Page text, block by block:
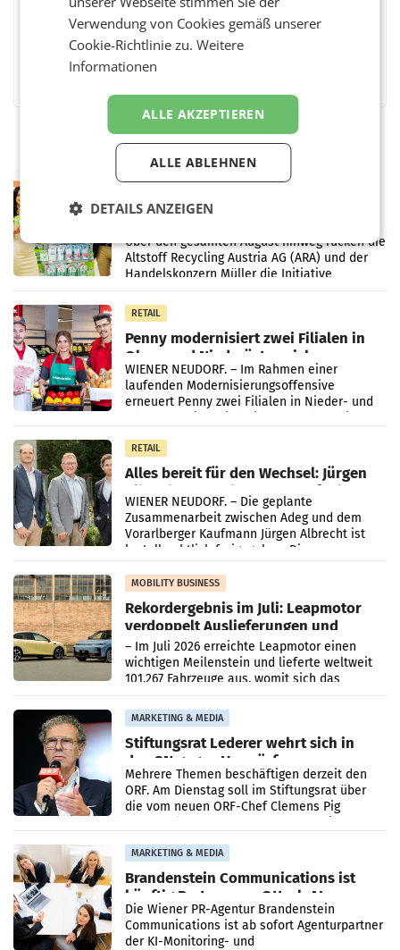
FacebookTwitterMessenger
Eine Bühne für Zirkularität: ARA und
Kreislauffähigkeit
Über den gesamten August hinweg rücken die
Altstoff Recycling Austria AG (ARA) und der
Handelskonzern Müller die Initiative
„Kreislauf-Helden“ in allen österreichischen
Müller-Filialen
RETAIL
Penny modernisiert zwei Filialen in
Ober- und Niederösterreich
WIENER NEUDORF. – Im Rahmen einer
laufenden Modernisierungsoffensive
erneuert Penny zwei Filialen in Nieder- und
RETAIL
Alles bereit für den Wechsel: Jürgen
Albrecht setzt ab 1.1.2027 auf Adeg
WIENER NEUDORF. – Die geplante
Zusammenarbeit zwischen Adeg und dem
Vorarlberger Kaufmann Jürgen Albrecht ist
kartellrechtlich freigegeben: Die
Bundeswettbewerbsbehörde und der
Bundeskartellanwalt
MOBILITY BUSINESS
Rekordergebnis im Juli: Leapmotor
verdoppelt Auslieferungen und
überschreitet die 100.000er-Marke
– Im Juli 2026 erreichte Leapmotor einen
wichtigen Meilenstein und lieferte weltweit
101.267 Fahrzeuge aus, womit sich das
Ergebnis gegenüber Juli 2025 mehr als
verdoppelte (+102
MARKETING & MEDIA
Stiftungsrat Lederer wehrt sich in
den SN gegen Vorwürfe
Mehrere Themen beschäftigen derzeit den
ORF. Am Dienstag soll im Stiftungsrat über
die vom neuen ORF-Chef Clemens Pig
MARKETING & MEDIA
Brandenstein Communications ist
künftig Partner von OtterlyAI
Die Wiener PR-Agentur Brandenstein
Communications ist ab sofort Agenturpartner
der KI-Monitoring- und
Verwendung von Cookies gemäß unserer
Cookie-Richtlinie zu.Weitere
Informationen
ALLE AKZEPTIEREN
ALLE ABLEHNEN
DETAILS ANZEIGEN